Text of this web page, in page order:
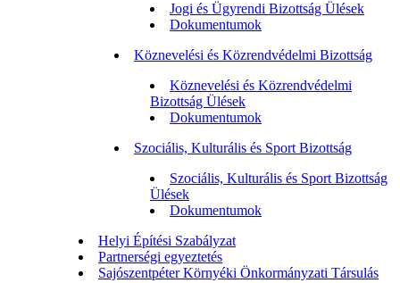
Jogi és Ügyrendi Bizottság Ülések
Dokumentumok
Köznevelési és Közrendvédelmi Bizottság
Köznevelési és Közrendvédelmi
Bizottság Ülések
Dokumentumok
Szociális, Kulturális és Sport Bizottság
Szociális, Kulturális és Sport Bizottság
Ülések
Dokumentumok
Helyi Építési Szabályzat
Partnerségi egyeztetés
Sajószentpéter Környéki Önkormányzati Társulás